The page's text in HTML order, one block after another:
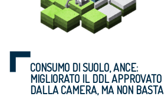
CONSUMO DI SUOLO, ANCE:
MIGLIORATO IL DDL APPROVATO
DALLA CAMERA, MA NON BASTA